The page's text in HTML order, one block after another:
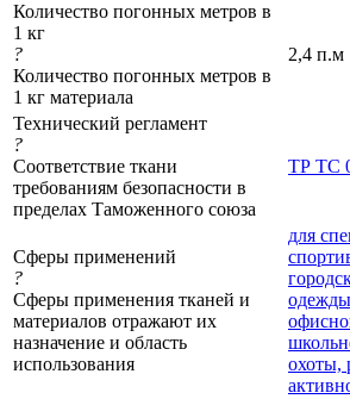
Количество погонных метров в
1 кг
?
Количество погонных метров в
1 кг материала
2,4 п.м
Технический регламент
?
Соответствие ткани
требованиям безопасности в
пределах Таможенного союза
ТР ТС
Сферы применений
?
Сферы применения тканей и
материалов отражают их
назначение и область
использования
для
охоты,